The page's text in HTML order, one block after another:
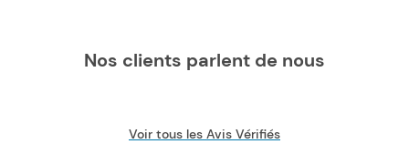
Nos clients parlent de nous
Voir tous les Avis Vérifiés